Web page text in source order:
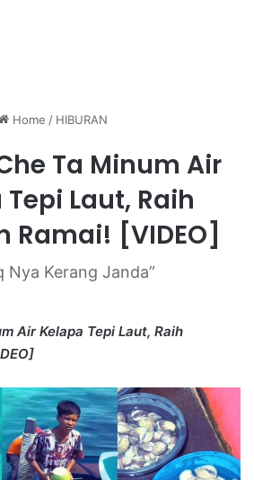
Home / HIBURAN
Ta Minum Air
Laut, Raih
Ramai! [VIDEO]
Nya Kerang Janda”
Air Kelapa Tepi Laut, Raih